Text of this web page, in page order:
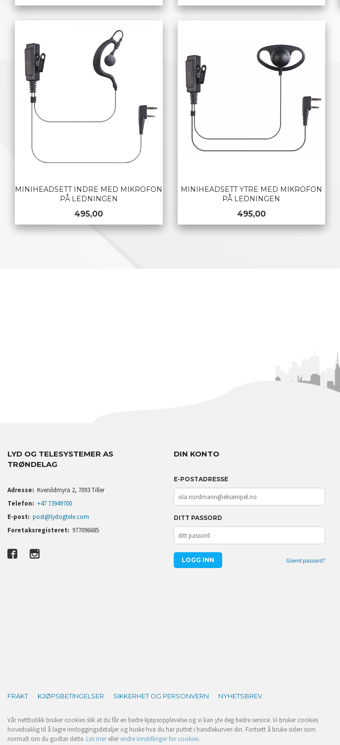
MINIHEADSETT INDRE MED MIKROFON
PÅ LEDNINGEN
Pris
495,00
MINIHEADSETT YTRE MED MIKROFON
PÅ LEDNINGEN
Pris
495,00
LYD OG TELESYSTEMER AS
TRØNDELAG
Adresse: Kvenildmyra 2, 7093 Tiller
Telefon: +47 73949700
E-post: post@lydogtele.com
Foretaksregisteret: 977096685
DIN KONTO
E-POSTADRESSE
DITT PASSORD
Glemt passord?
FRAKT KJØPSBETINGELSER SIKKERHET OG PERSONVERN NYHETSBREV
Vår nettbutikk bruker cookies slik at du får en bedre kjøpsopplevelse og vi kan yte deg bedre service. Vi bruker cookies
hovedsaklig til å lagre innloggingsdetaljer og huske hva du har puttet i handlekurven din. Fortsett å bruke siden som
normalt om du godtar dette. Les merellerendre innstillinger for cookies.